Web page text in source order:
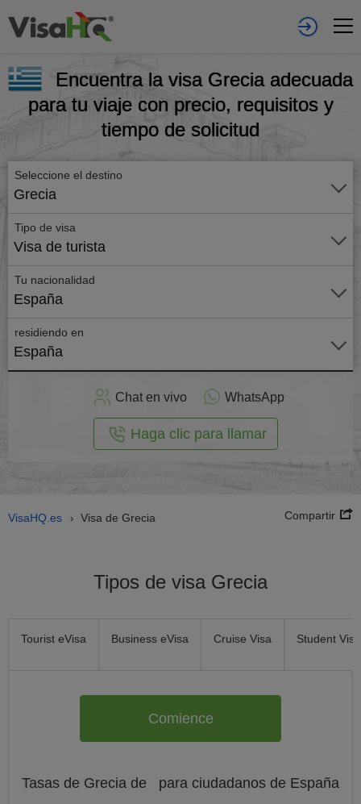
Encuentra la visa Grecia adecuada
para tu viaje con precio, requisitos y
tiempo de solicitud
Seleccione el destino
Grecia
Tipo de visa
Visa de turista
Tu nacionalidad
España
residiendo en
España
Chat en vivo WhatsApp
Haga clic para llamar
VisaHQ.es › Visa de Grecia Compartir
Tipos de visa Grecia
Tourist eVisa Business eVisa Cruise Visa Student Visa
Comience
Tasas de Grecia de para ciudadanos de España